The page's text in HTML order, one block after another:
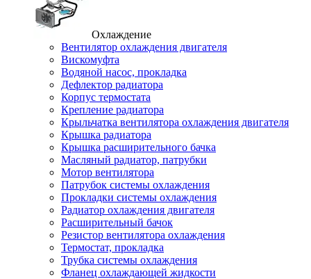
Охлаждение
Вентилятор охлаждения двигателя
Вискомуфта
Водяной насос, прокладка
Дефлектор радиатора
Корпус термостата
Крепление радиатора
Крыльчатка вентилятора охлаждения двигателя
Крышка радиатора
Крышка расширительного бачка
Масляный радиатор, патрубки
Мотор вентилятора
Патрубок системы охлаждения
Прокладки системы охлаждения
Радиатор охлаждения двигателя
Расширительный бачок
Резистор вентилятора охлаждения
Термостат, прокладка
Трубка системы охлаждения
Фланец охлаждающей жидкости